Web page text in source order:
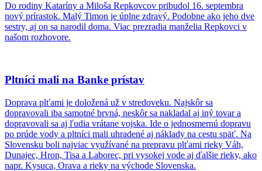
Do rodiny Kataríny a Miloša Repkovcov pribudol 16. septembra
nový prírastok. Malý Timon je úplne zdravý. Podobne ako jeho dve
sestry, aj on sa narodil doma. Viac prezradia manželia Repkovci v
našom rozhovore.
Pltníci mali na Banke prístav
Doprava plťami je doložená už v stredoveku. Najskôr sa
dopravovali iba samotné brvná, neskôr sa nakladal aj iný tovar a
dopravovali sa aj ľudia vrátane vojska. Ide o jednosmernú dopravu
po prúde vody a pltníci mali uhradené aj náklady na cestu späť. Na
Slovensku boli najviac využívané na prepravu plťami rieky Váh,
Dunajec, Hron, Tisa a Laborec, pri vysokej vode aj ďalšie rieky, ako
napr. Kysuca, Orava a rieky na východe Slovenska.